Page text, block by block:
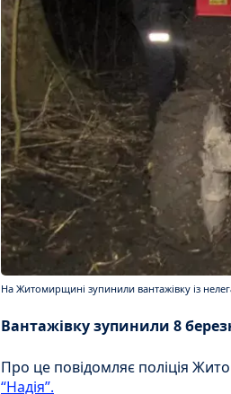
На Житомирщині зупинили вантажівку із
Вантажівку зупинили 8
Про це повідомляє поліція
“Надія”.